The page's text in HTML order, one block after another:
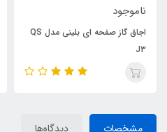
ناموجود
اجاق گاز صفحه ای بلینی مدل QS
J3
مشخصات دیدگاه‌ها